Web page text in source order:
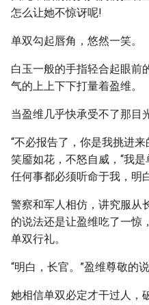
怎么让她不惊讶呢!
单双勾起唇角，悠然一笑。
白玉一般的手指轻合起眼前
气的上上下下打量着盈维。
当盈维几乎快承受不了那目
“不必报告了，你是我挑进
笑靥如花，不怒自威，“我
任何事都必须听命于我，明
警察和军人相仿，讲究服从
的说法还是让盈维吃了一惊
单双行礼。
“明白，长官。”盈维尊敬的说
她相信单双必定才干过人，